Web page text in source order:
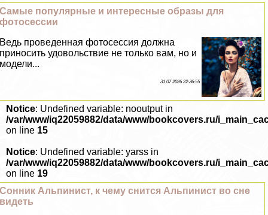
Самые популярные и интересные образы для
фотосессии
Ведь проведенная фотосессия должна
приносить удовольствие не только вам, но и
модели...
31 07 2026 22:36:55
Notice: Undefined variable: nooutput in
/var/www/iq22059882/data/www/bookcovers.ru/
on line 15
Notice: Undefined variable: yarss in
/var/www/iq22059882/data/www/bookcovers.ru/
on line 19
Сонник Альпинист, к чему снится Альпинист во сне
видеть